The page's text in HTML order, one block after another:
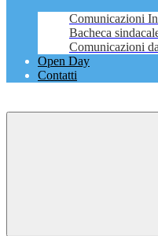
Comunicazioni
Bacheca
Comunicazioni
Open Day
Contatti